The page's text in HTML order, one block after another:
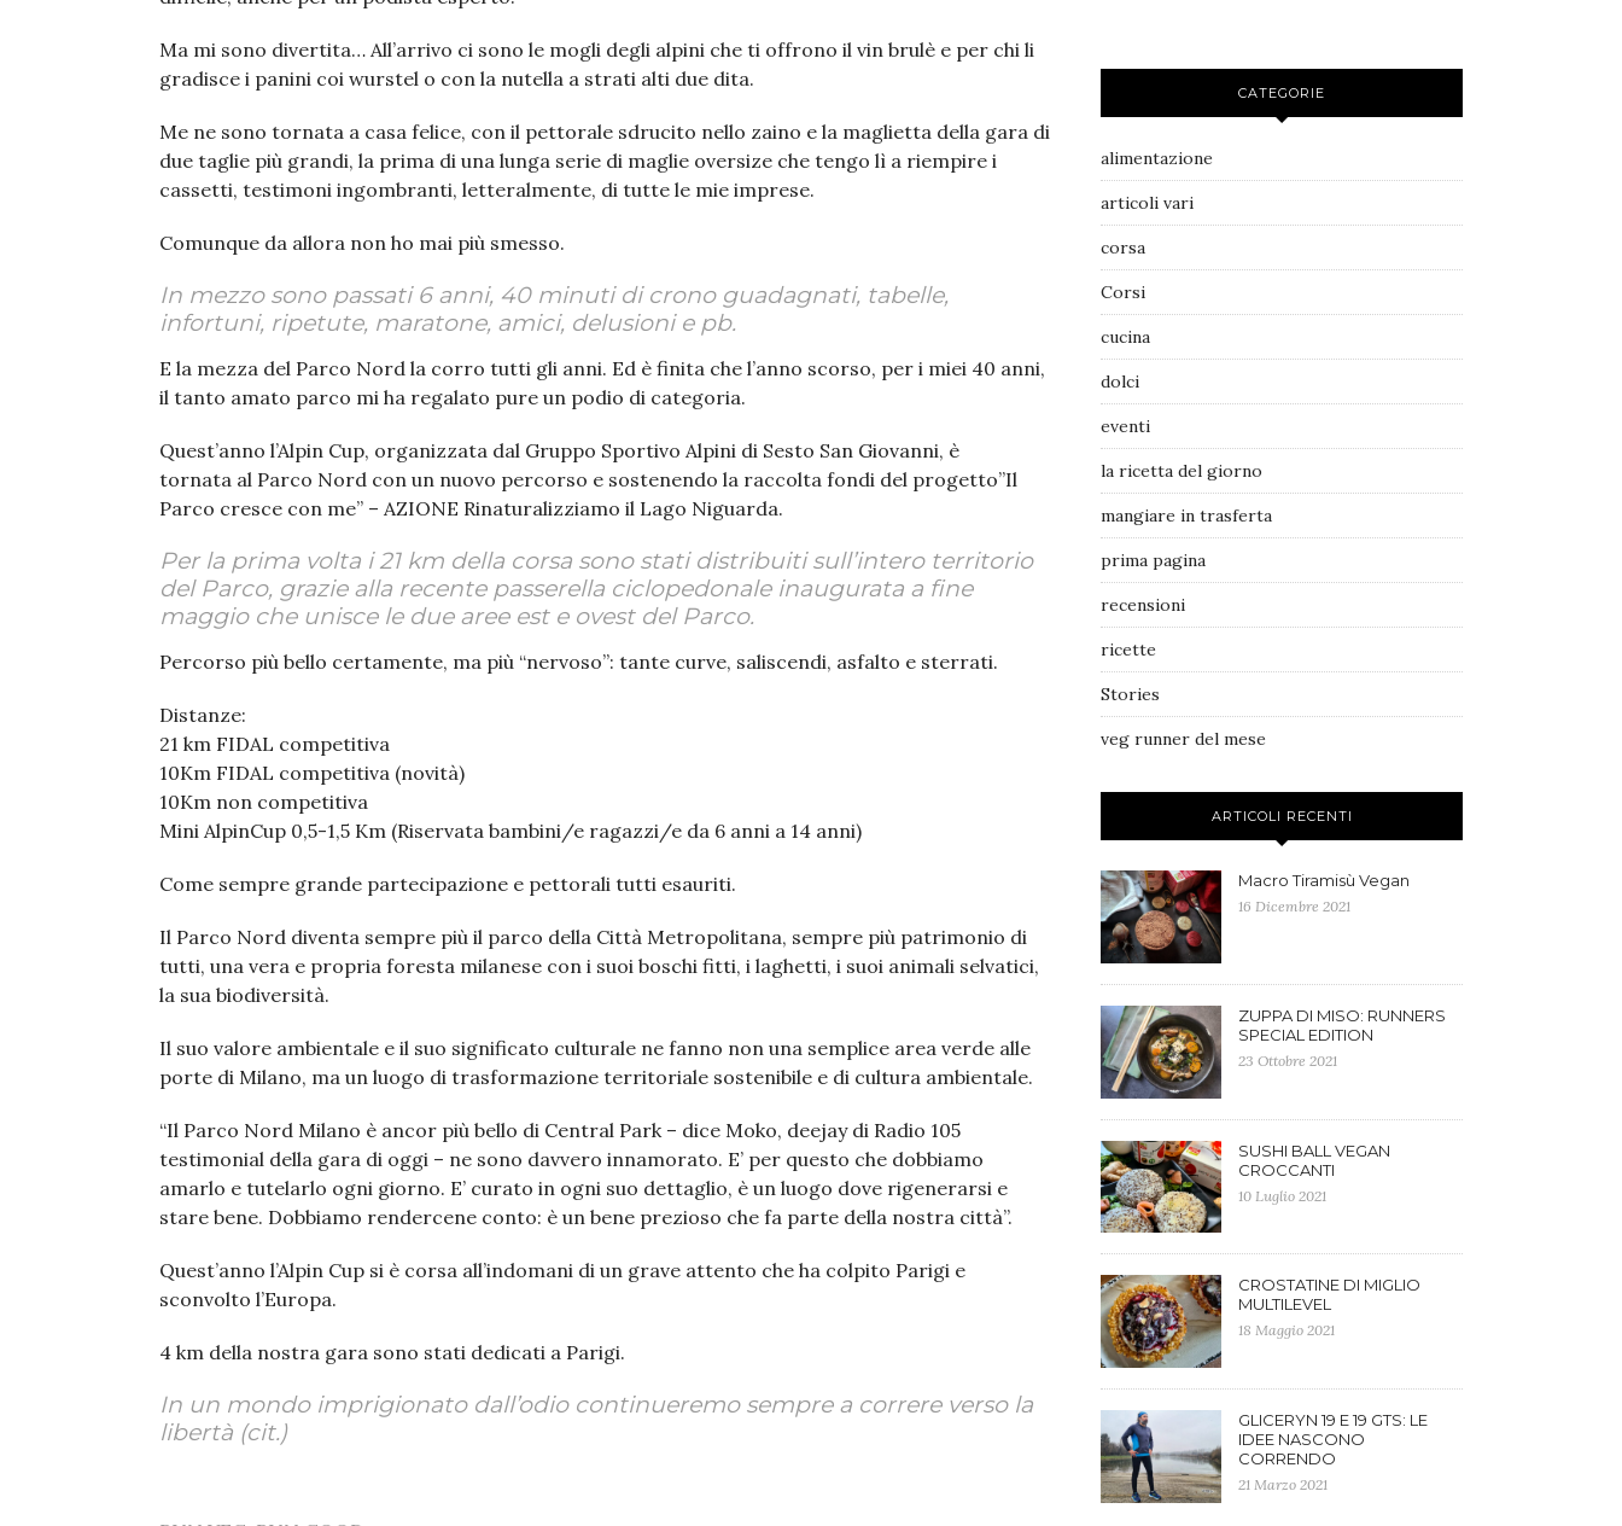
Ma mi sono divertita… All’arrivo ci sono le mogli degli alpini che ti offrono il vin brulè e per chi li
gradisce i panini coi wurstel o con la nutella a strati alti due dita.
Me ne sono tornata a casa felice, con il pettorale sdrucito nello zaino e la maglietta della gara di
due taglie più grandi, la prima di una lunga serie di maglie oversize che tengo lì a riempire i
cassetti, testimoni ingombranti, letteralmente, di tutte le mie imprese.
Comunque da allora non ho mai più smesso.
In mezzo sono passati 6 anni, 40 minuti di crono guadagnati, tabelle,
infortuni, ripetute, maratone, amici, delusioni e pb.
E la mezza del Parco Nord la corro tutti gli anni. Ed è finita che l’anno scorso, per i miei 40 anni,
il tanto amato parco mi ha regalato pure un podio di categoria.
Quest’anno l’Alpin Cup, organizzata dal Gruppo Sportivo Alpini di Sesto San Giovanni, è
tornata al Parco Nord con un nuovo percorso e sostenendo la raccolta fondi del progetto”Il
Parco cresce con me” – AZIONE Rinaturalizziamo il Lago Niguarda.
Per la prima volta i 21 km della corsa sono stati distribuiti sull’intero territorio
del Parco, grazie alla recente passerella ciclopedonale inaugurata a fine
maggio che unisce le due aree est e ovest del Parco.
Percorso più bello certamente, ma più “nervoso”: tante curve, saliscendi, asfalto e sterrati.
Distanze:
21 km FIDAL competitiva
10Km FIDAL competitiva (novità)
10Km non competitiva
Mini AlpinCup 0,5-1,5 Km (Riservata bambini/e ragazzi/e da 6 anni a 14 anni)
Come sempre grande partecipazione e pettorali tutti esauriti.
Il Parco Nord diventa sempre più il parco della Città Metropolitana, sempre più patrimonio di
tutti, una vera e propria foresta milanese con i suoi boschi fitti, i laghetti, i suoi animali selvatici,
la sua biodiversità.
Il suo valore ambientale e il suo significato culturale ne fanno non una semplice area verde alle
porte di Milano, ma un luogo di trasformazione territoriale sostenibile e di cultura ambientale.
“Il Parco Nord Milano è ancor più bello di Central Park – dice Moko, deejay di Radio 105
testimonial della gara di oggi – ne sono davvero innamorato. E’ per questo che dobbiamo
amarlo e tutelarlo ogni giorno. E’ curato in ogni suo dettaglio, è un luogo dove rigenerarsi e
stare bene. Dobbiamo rendercene conto: è un bene prezioso che fa parte della nostra città”.
Quest’anno l’Alpin Cup si è corsa all’indomani di un grave attento che ha colpito Parigi e
sconvolto l’Europa.
4 km della nostra gara sono stati dedicati a Parigi.
In un mondo imprigionato dall’odio continueremo sempre a correre verso la
libertà (cit.)
CATEGORIE
alimentazione
articoli vari
corsa
Corsi
cucina
dolci
eventi
la ricetta del giorno
mangiare in trasferta
prima pagina
recensioni
ricette
Stories
veg runner del mese
ARTICOLI RECENTI
Macro Tiramisù Vegan
16 Dicembre 2021
ZUPPA DI MISO: RUNNERS
SPECIAL EDITION
23 Ottobre 2021
SUSHI BALL VEGAN
CROCCANTI
10 Luglio 2021
CROSTATINE DI MIGLIO
MULTILEVEL
18 Maggio 2021
GLICERYN 19 E 19 GTS: LE
IDEE NASCONO
CORRENDO
21 Marzo 2021